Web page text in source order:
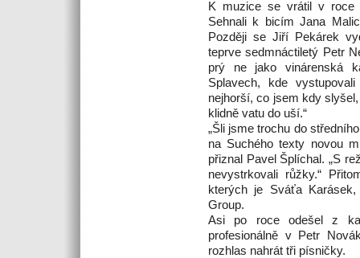
K muzice se vrátil v roce
Sehnali k bicím Jana
Později se Jiří Pekárek
teprve sedmnáctiletý Petr
prý ne jako vinárenská
Splavech, kde
nejhorší, co jsem kdy
klidně vatu do uší.“
„Šli jsme trochu do
na Suchého texty novou
přiznal Pavel Šplíchal. „S
nevystrkovali růžky.“
kterých je Sváťa
Group.
Asi po roce odešel z
profesionálně v Petr
rozhlas nahrát tři písničky.